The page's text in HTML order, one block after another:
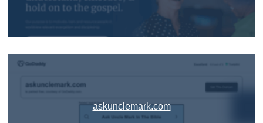
askunclemark.com